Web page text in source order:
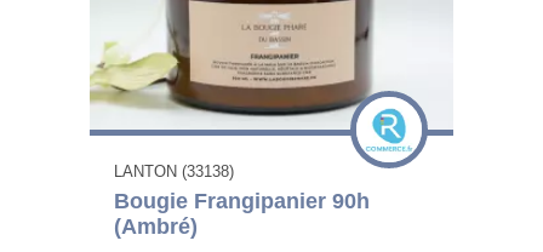
LANTON (33138)
Bougie Frangipanier 90h
(Ambré)